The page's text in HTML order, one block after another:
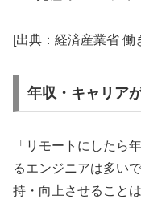
[出典：経済産業省
年収・キャリア
「リモートにしたら
るエンジニアは多い
持・向上させること